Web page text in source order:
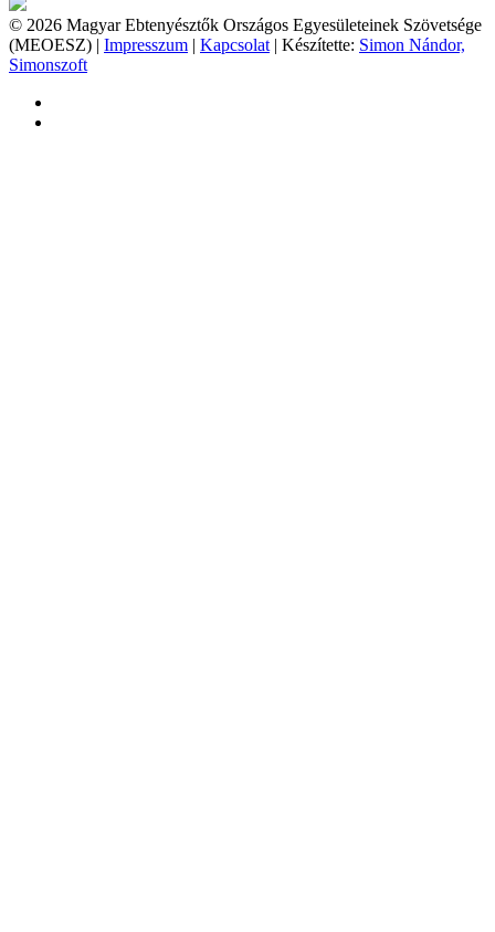
© 2026 Magyar Ebtenyésztők Országos Egyesületeinek Szövetsége
(MEOESZ) | Impresszum | Kapcsolat | Készítette: Simon Nándor,
Simonszoft